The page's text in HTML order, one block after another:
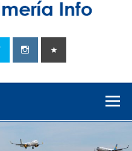
aeroAlmería
info
de Almería